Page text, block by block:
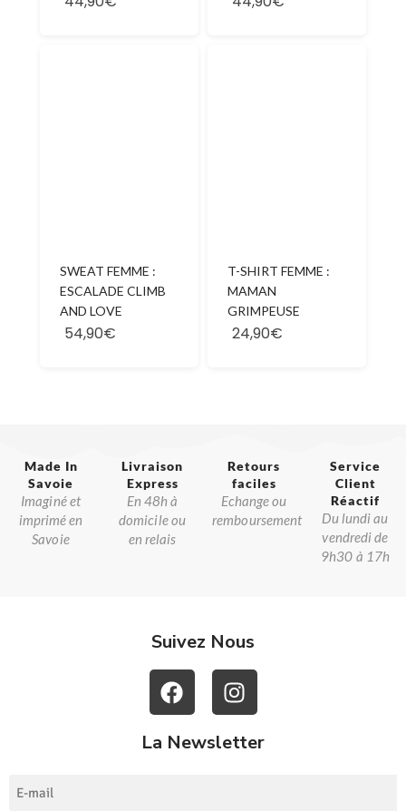
SWEAT FEMME :
ESCALADE CLIMB
AND LOVE
54,90€
T-SHIRT FEMME :
MAMAN
GRIMPEUSE
24,90€
Made In
Savoie​
Imaginé et
imprimé en
Savoie
Livraison
Express
En 48h à
domicile ou
en relais
Retours
faciles
Echange ou
remboursement
Service
Client
Réactif​
Du lundi au
vendredi de
9h30 à 17h
Suivez Nous
La Newsletter